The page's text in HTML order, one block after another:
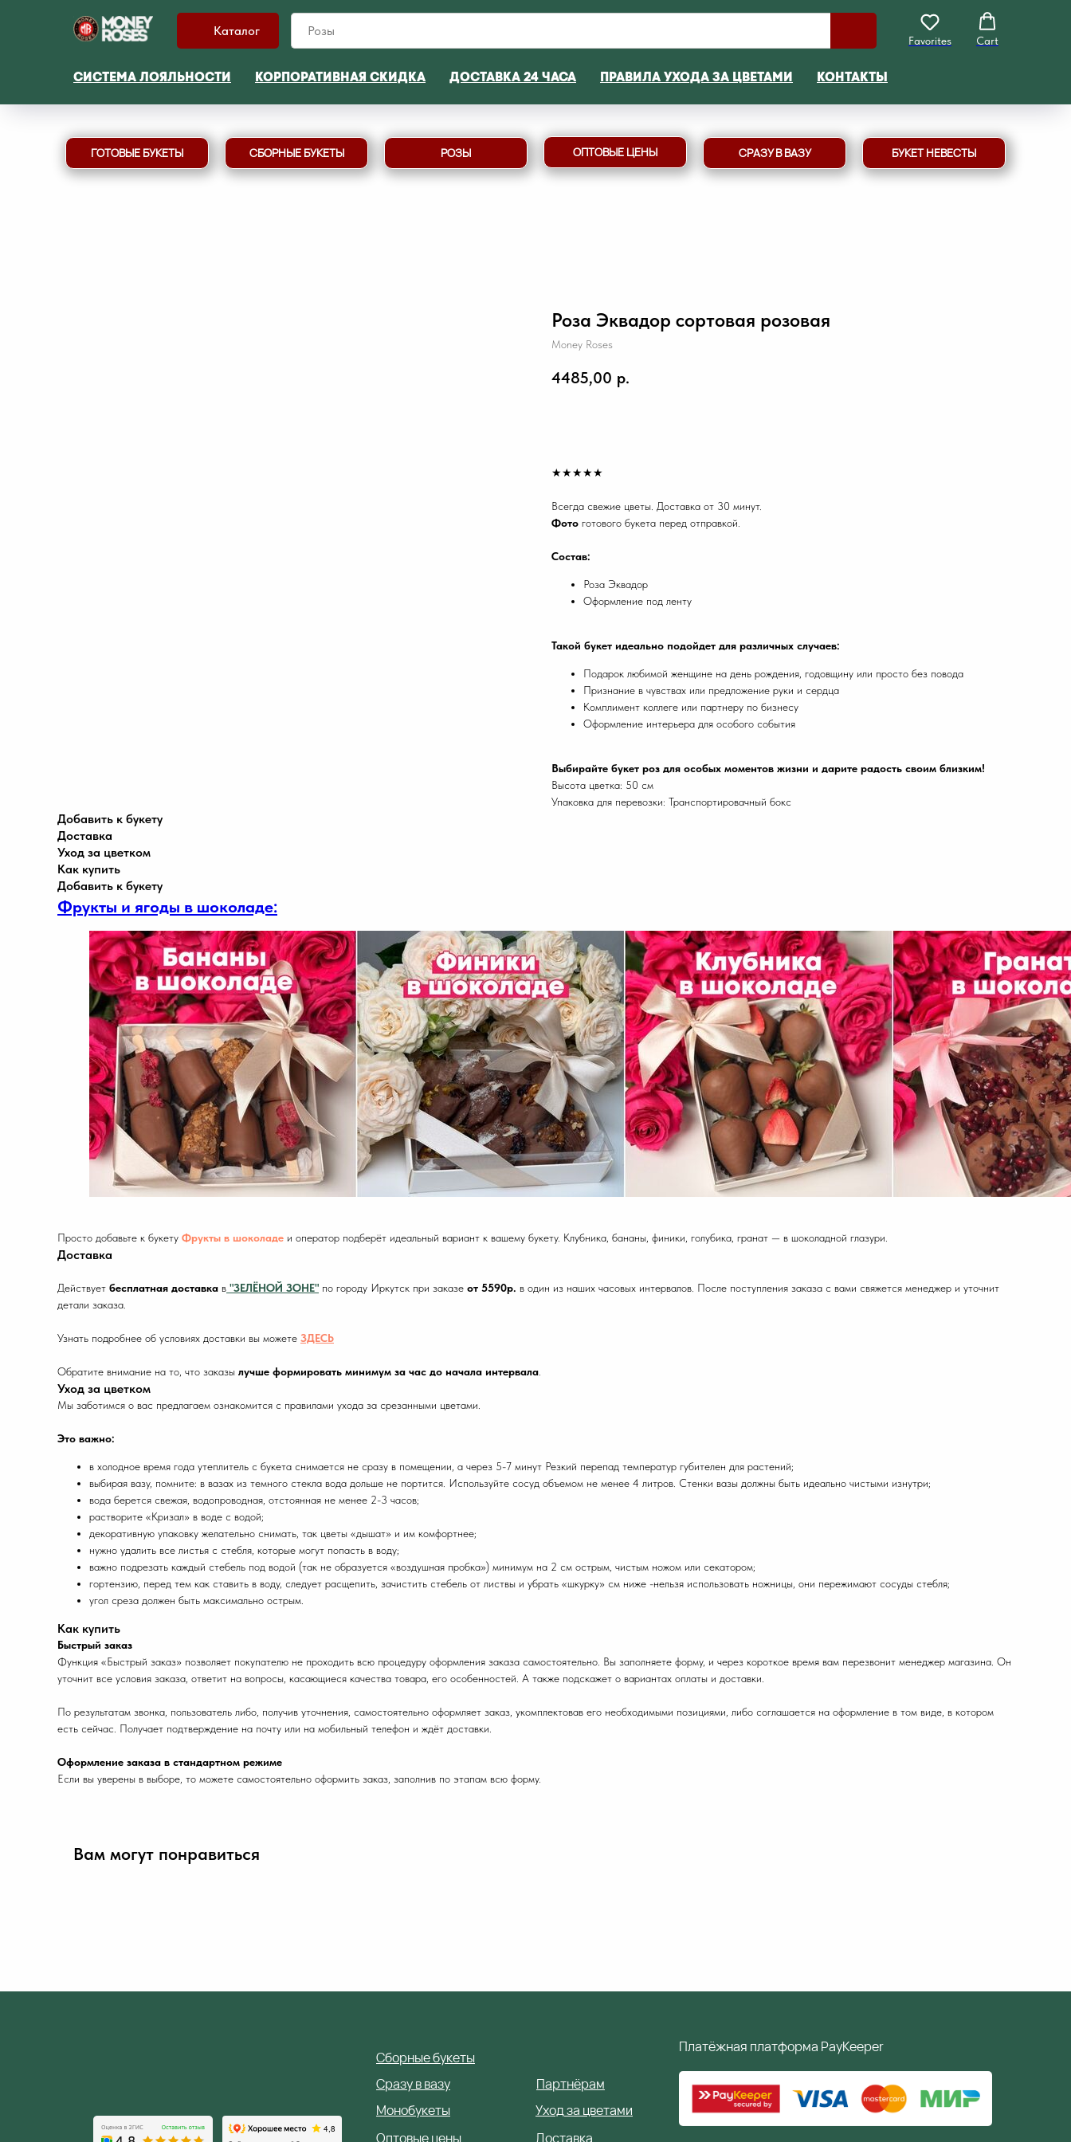
Каталог
Favorites Cart
СИСТЕМА ЛОЯЛЬНОСТИ КОРПОРАТИВНАЯ СКИДКА ДОСТАВКА 24 ЧАСА ПРАВИЛА УХОДА ЗА ЦВЕТАМИ КОНТАКТЫ
РОЗЫ БУКЕТ НЕВЕСТЫ
ГОТОВЫЕ БУКЕТЫ СБОРНЫЕ БУКЕТЫ СРАЗУ В ВАЗУ
ОПТОВЫЕ ЦЕНЫ
Роза Эквадор сортовая розовая
Money Roses
4485,00 р.
★★★★★
Всегда свежие цветы. Доставка от 30 минут.
Фото готового букета перед отправкой.
Состав:
Роза Эквадор
Оформление под ленту
Такой букет идеально подойдет для различных случаев:
Подарок любимой женщине на день рождения, годовщину или просто без повода
Признание в чувствах или предложение руки и сердца
Комплимент коллеге или партнеру по бизнесу
Оформление интерьера для особого события
Выбирайте букет роз для особых моментов жизни и дарите радость своим близким!
Высота цветка: 50 см
Упаковка для перевозки: Транспортировачный бокс
Добавить к букету
Доставка
Уход за цветком
Как купить
Добавить к букету
Фрукты и ягоды в шоколаде:
Просто добавьте к букету Фрукты в шоколаде и оператор подберёт идеальный вариант к вашему букету. Клубника, бананы, финики, голубика, гранат — в шоколадной глазури.
Доставка
Действует бесплатная доставка в "ЗЕЛЁНОЙ ЗОНЕ" по городу Иркутск при заказе от 5590р. в один из наших часовых интервалов. После поступления заказа с вами свяжется менеджер и уточнит
детали заказа.
Узнать подробнее об условиях доставки вы можете ЗДЕСЬ
Обратите внимание на то, что заказы лучше формировать минимум за час до начала интервала
Уход за цветком
Мы заботимся о вас предлагаем ознакомится с правилами ухода за срезанными цветами.
Это важно:
в холодное время года утеплитель с букета снимается не сразу в помещении, а через 5-7 минут Резкий перепад температур губителен для растений;
выбирая вазу, помните: в вазах из темного стекла вода дольше не портится. Используйте сосуд объемом не менее 4 литров. Стенки вазы должны быть идеально чистыми изнутри;
вода берется свежая, водопроводная, отстоянная не менее 2-3 часов;
растворите «Кризал» в воде с водой;
декоративную упаковку желательно снимать, так цветы «дышат» и им комфортнее;
нужно удалить все листья с стебля, которые могут попасть в воду;
важно подрезать каждый стебель под водой (так не образуется «воздушная пробка») минимум на 2 см острым, чистым ножом или секатором;
гортензию, перед тем как ставить в воду, следует расщепить, зачистить стебель от листвы и убрать «шкурку» см ниже -нельзя использовать ножницы, они пережимают сосуды стебля;
угол среза должен быть максимально острым.
Как купить
Быстрый заказ
Функция «Быстрый заказ» позволяет покупателю не проходить всю процедуру оформления заказа самостоятельно. Вы заполняете форму, и через короткое время вам перезвонит менеджер магазина. Он
уточнит все условия заказа, ответит на вопросы, касающиеся качества товара, его особенностей. А также подскажет о вариантах оплаты и доставки.
По результатам звонка, пользователь либо, получив уточнения, самостоятельно оформляет заказ, укомплектовав его необходимыми позициями, либо соглашается на оформление в том виде, в котором
есть сейчас. Получает подтверждение на почту или на мобильный телефон и ждёт доставки.
Оформление заказа в стандартном режиме
Если вы уверены в выборе, то можете самостоятельно оформить заказ, заполнив по этапам всю форму.
Вам могут понравиться
Уходза цветами
Партнёрам
Доставка
Монобукеты
Сразу в вазу
Сборные букеты
Оптовые цены
Платёжная платформа PayKeeper